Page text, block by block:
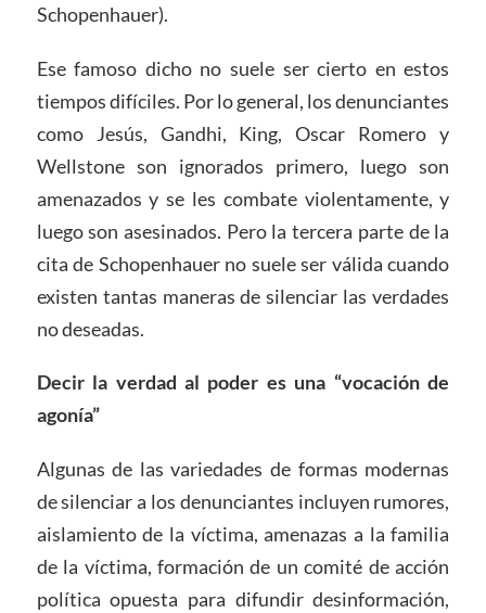
Schopenhauer).
Ese famoso dicho no suele ser cierto en estos
tiempos difíciles. Por lo general, los denunciantes
como Jesús, Gandhi, King, Oscar Romero y
Wellstone son ignorados primero, luego son
amenazados y se les combate violentamente, y
luego son asesinados. Pero la tercera parte de la
cita de Schopenhauer no suele ser válida cuando
existen tantas maneras de silenciar las verdades
no deseadas.
Decir la verdad al poder es una “vocación de
agonía”
Algunas de las variedades de formas modernas
de silenciar a los denunciantes incluyen rumores,
aislamiento de la víctima, amenazas a la familia
de la víctima, formación de un comité de acción
política opuesta para difundir desinformación,